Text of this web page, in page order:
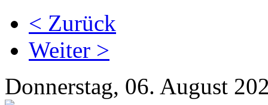
< Zurück
Weiter >
Donnerstag, 06. August